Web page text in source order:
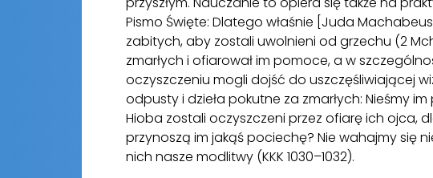
Pismo Święte: Dlatego właśnie [Juda
zabitych, aby zostali uwolnieni od grzechu (2
zmarłych i ofiarował im pomoce, a w
oczyszczeniu mogli dojść do uszczęśliwiającej
odpusty i dzieła pokutne za zmarłych: Nieśmy
Hioba zostali oczyszczeni przez ofiarę ich ojca,
przynoszą im jakąś pociechę? Nie wahajmy się
nich nasze modlitwy (KKK 1030–1032).